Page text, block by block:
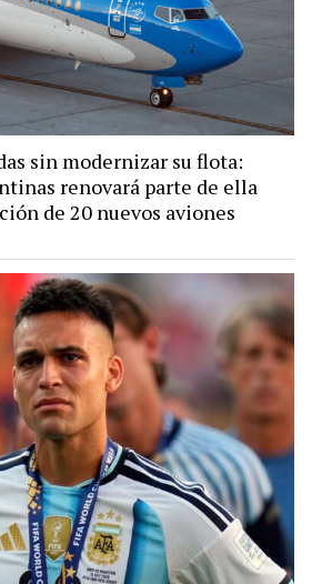
sin modernizar su flota:
renovará parte de ella
de 20 nuevos aviones